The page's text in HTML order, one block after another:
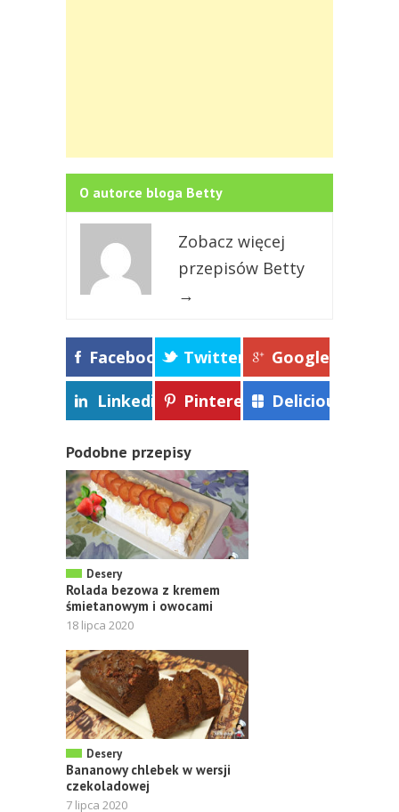
O autorce bloga Betty
Zobacz więcej
przepisów Betty
→
Facebook Twitter Google+
Linkedin Pinterest Delicious
Podobne przepisy
Desery
Rolada bezowa z kremem
śmietanowym i owocami
18 lipca 2020
Desery
Bananowy chlebek w wersji
czekoladowej
7 lipca 2020